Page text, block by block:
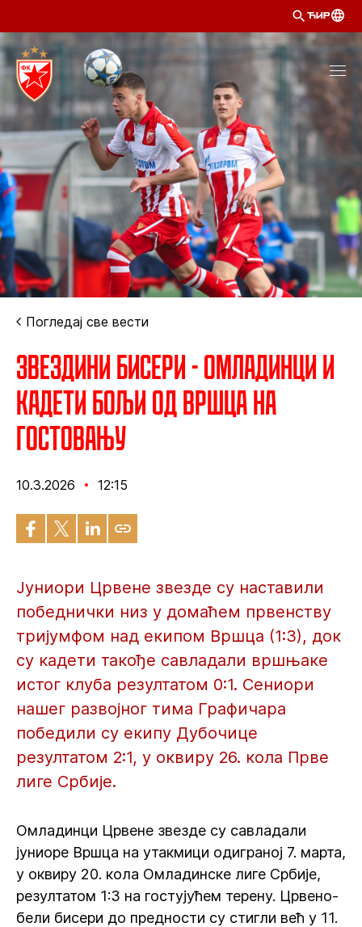
ЋИР
Погледај све вести
Звездини бисери - Омладинци и
кадети бољи од Вршца на
гостовању
10.3.2026 12:15
Јуниори Црвене звезде су наставили
победнички низ у домаћем првенству
тријумфом над екипом Вршца (1:3), док
су кадети такође савладали вршњаке
истог клуба резултатом 0:1. Сениори
нашег развојног тима Графичара
победили су екипу Дубочице
резултатом 2:1, у оквиру 26. кола Прве
лиге Србије.
Омладинци Црвене звезде су савладали
јуниоре Вршца на утакмици одиграној 7. марта,
у оквиру 20. кола Омладинске лиге Србије,
резултатом 1:3 на гостујућем терену. Црвено-
бели бисери до предности су стигли већ у 11.